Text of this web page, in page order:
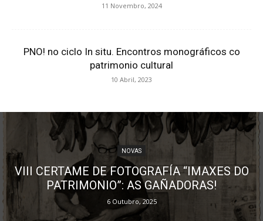
11 Novembro, 2024
PNO! no ciclo In situ. Encontros monográficos co
patrimonio cultural
10 Abril, 2023
NOVAS
VIII CERTAME DE FOTOGRAFÍA “IMAXES DO
PATRIMONIO”: AS GAÑADORAS!
6 Outubro, 2025